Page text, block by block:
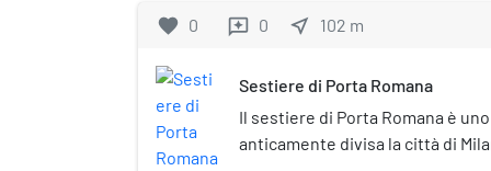
Francesco Maria Richini
attuale.
favorite 0 reviews 0 near_me 102 m
Sestiere di Porta Romana
Il sestiere di Porta Romana è
anticamente divisa la città di